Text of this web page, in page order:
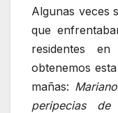
Algunas veces
que
residentes
obtenemos
mañas:
peripecias